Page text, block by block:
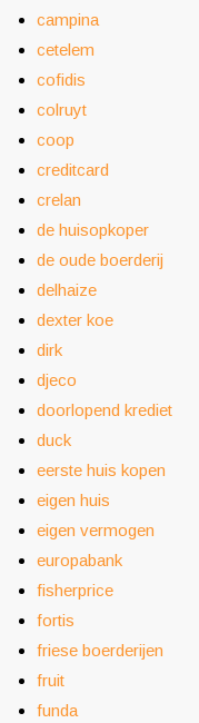
campina
cetelem
cofidis
colruyt
coop
creditcard
crelan
de huisopkoper
de oude boerderij
delhaize
dexter koe
dirk
djeco
doorlopend krediet
duck
eerste huis kopen
eigen huis
eigen vermogen
europabank
fisherprice
fortis
friese boerderijen
fruit
funda